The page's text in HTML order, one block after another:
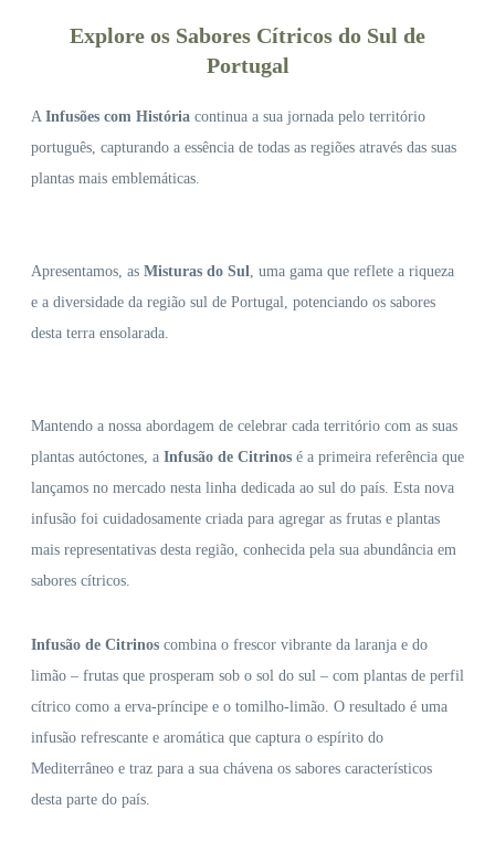
Explore os Sabores Cítricos do Sul de
Portugal
A Infusões com História continua a sua jornada pelo território
português, capturando a essência de todas as regiões através das suas
plantas mais emblemáticas.
Apresentamos, as Misturas do Sul, uma gama que reflete a riqueza
e a diversidade da região sul de Portugal, potenciando os sabores
desta terra ensolarada.
Mantendo a nossa abordagem de celebrar cada território com as suas
plantas autóctones, a Infusão de Citrinos é a primeira referência que
lançamos no mercado nesta linha dedicada ao sul do país. Esta nova
infusão foi cuidadosamente criada para agregar as frutas e plantas
mais representativas desta região, conhecida pela sua abundância em
sabores cítricos.
Infusão de Citrinos combina o frescor vibrante da laranja e do
limão – frutas que prosperam sob o sol do sul – com plantas de perfil
cítrico como a erva-príncipe e o tomilho-limão. O resultado é uma
infusão refrescante e aromática que captura o espírito do
Mediterrâneo e traz para a sua chávena os sabores característicos
desta parte do país.